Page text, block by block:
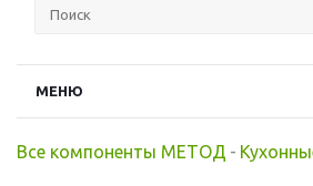
МЕНЮ
Все компоненты МЕТОД -